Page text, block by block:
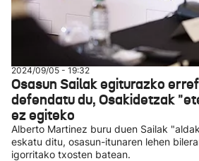
2024/09/05 - 19:32
Osasun Sailak egiturazko
defendatu du, Osakidetzak
ez egiteko
Alberto Martinez buru duen Sailak
eskatu ditu, osasun-itunaren lehen
igorritako txosten batean.